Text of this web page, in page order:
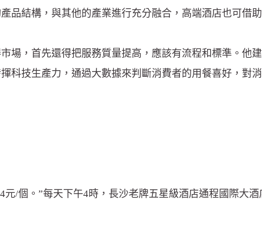
品結構，與其他的產業進行充分融合，高端酒店也可借
場，首先還得把服務質量提高，應該有流程和標準。他
科技生產力，通過大數據來判斷消費者的用餐喜好，對
/個。”每天下午4時，長沙老牌五星級酒店通程國際大